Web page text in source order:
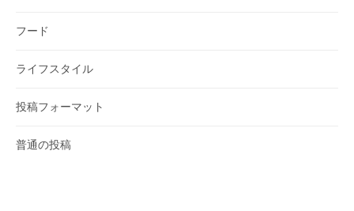
フード
ライフスタイル
投稿フォーマット
普通の投稿